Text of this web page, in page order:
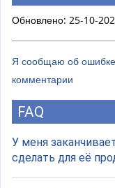
Обновлено: 25-10-
Я сообщаю об
комментарии
FAQ
У меня
сделать для её